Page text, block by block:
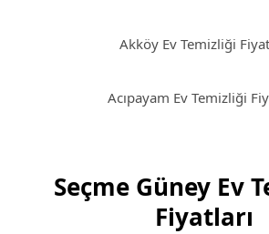
Akköy Ev Temizliği
Acıpayam Ev Temizliği
Seçme Güney Ev
Fiyatları